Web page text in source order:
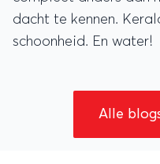
dacht te kennen.
schoonheid. En water!
Alle